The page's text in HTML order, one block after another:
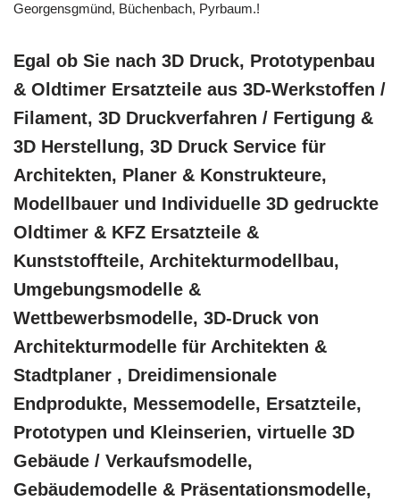
Georgensgmünd, Büchenbach, Pyrbaum.!
Egal ob Sie nach 3D Druck, Prototypenbau
& Oldtimer Ersatzteile aus 3D-Werkstoffen /
Filament, 3D Druckverfahren / Fertigung &
3D Herstellung, 3D Druck Service für
Architekten, Planer & Konstrukteure,
Modellbauer und Individuelle 3D gedruckte
Oldtimer & KFZ Ersatzteile &
Kunststoffteile, Architekturmodellbau,
Umgebungsmodelle &
Wettbewerbsmodelle, 3D-Druck von
Architekturmodelle für Architekten &
Stadtplaner , Dreidimensionale
Endprodukte, Messemodelle, Ersatzteile,
Prototypen und Kleinserien, virtuelle 3D
Gebäude / Verkaufsmodelle,
Gebäudemodelle & Präsentationsmodelle,